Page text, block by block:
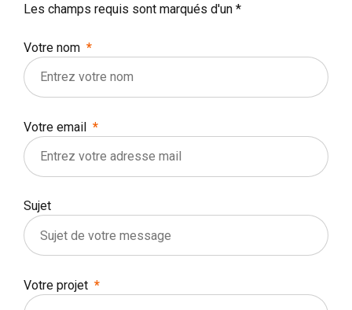
Les champs requis sont marqués d'un *
Votre nom
Votre email
Sujet
Votre projet